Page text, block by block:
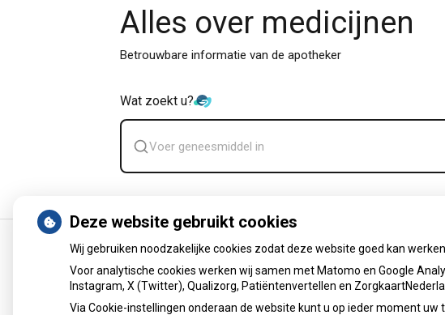
Alles over medicijnen
Betrouwbare informatie van de apotheker
Wat zoekt u?
Zoek
geneesmiddel
Uw Zorg Online Beheer
Deze website gebruikt cookies
Wij gebruiken noodzakelijke cookies zodat deze website goed kan
Voor analytische cookies werken wij samen met Matomo en Google
Instagram, X (Twitter), Qualizorg, Patiëntenvertellen en
Via Cookie-instellingen onderaan de website kunt u op ieder moment